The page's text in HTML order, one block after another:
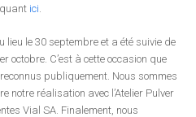
ici
le 30 septembre et a été suivie de
octobre. C’est à cette occasion que
publiquement. Nous sommes
notre réalisation avec l’Atelier Pulver
Vial SA. Finalement, nous